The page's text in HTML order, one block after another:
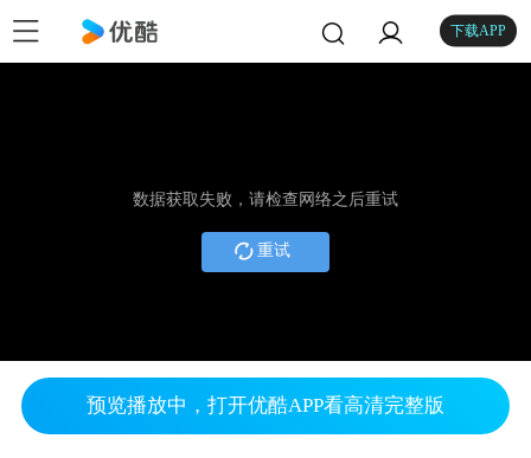
下载APP
数据获取失败，请检查网络之后重试
重试
预览播放中，打开优酷APP看高清完整版